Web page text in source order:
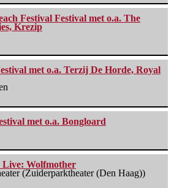
Festival Festival met o.a. The
Krezip
met o.a. Terzij De Horde, Royal
met o.a. Bongloard
Wolfmother
(Zuiderparktheater (Den Haag))